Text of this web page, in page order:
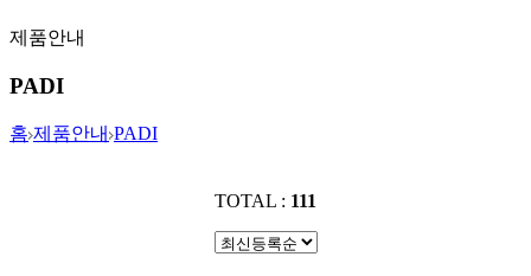
제품안내
PADI
홈 제품안내 PADI
TOTAL : 111